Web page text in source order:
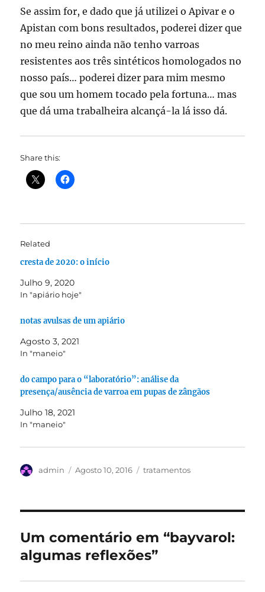
Se assim for, e dado que já utilizei o Apivar e o
Apistan com bons resultados, poderei dizer que
no meu reino ainda não tenho varroas
resistentes aos três sintéticos homologados no
nosso país… poderei dizer para mim mesmo
que sou um homem tocado pela fortuna… mas
que dá uma trabalheira alcançá-la lá isso dá.
Share this:
Related
cresta de 2020: o início
Julho 9, 2020
In "apiário hoje"
notas avulsas de um apiário
Agosto 3, 2021
In "maneio"
do campo para o “laboratório”: análise da
presença/ausência de varroa em pupas de zângãos
Julho 18, 2021
In "maneio"
Autor
admin
Publicado
Agosto 10, 2016 Categorias
tratamentos
Um comentário em “bayvarol:
algumas reflexões”